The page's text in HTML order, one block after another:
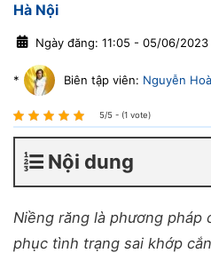
Hà Nội
Ngày đăng: 11:05 - 05/06/2023
* Biên tập viên: Nguyễn
5/5 - (1 vote)
Nội dung
Niềng răng là phương pháp
phục tình trạng sai khớp